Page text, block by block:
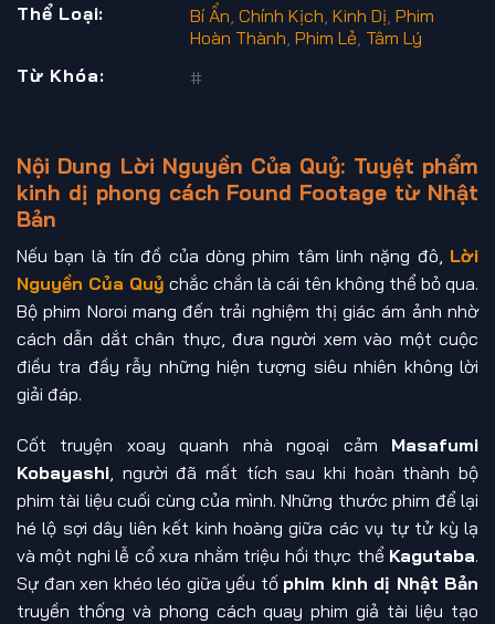
Thể Loại:
Bí Ẩn Chính Kịch Kinh Dị Phim
Hoàn Thành Phim Lẻ Tâm Lý
Từ Khóa:
#
Nội Dung Lời Nguyền Của Quỷ: Tuyệt phẩm
kinh dị phong cách Found Footage từ Nhật
Bản
Nếu bạn là tín đồ của dòng phim tâm linh nặng đô, Lời
Nguyền Của Quỷ chắc chắn là cái tên không thể bỏ qua.
Bộ phim Noroi mang đến trải nghiệm thị giác ám ảnh nhờ
cách dẫn dắt chân thực, đưa người xem vào một cuộc
điều tra đầy rẫy những hiện tượng siêu nhiên không lời
giải đáp.
Cốt truyện xoay quanh nhà ngoại cảm Masafumi
Kobayashi, người đã mất tích sau khi hoàn thành bộ
phim tài liệu cuối cùng của mình. Những thước phim để lại
hé lộ sợi dây liên kết kinh hoàng giữa các vụ tự tử kỳ lạ
và một nghi lễ cổ xưa nhằm triệu hồi thực thể Kagutaba.
Sự đan xen khéo léo giữa yếu tố phim kinh dị Nhật Bản
truyền thống và phong cách quay phim giả tài liệu tạo